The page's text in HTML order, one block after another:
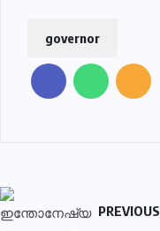
governor
PREVIOUS